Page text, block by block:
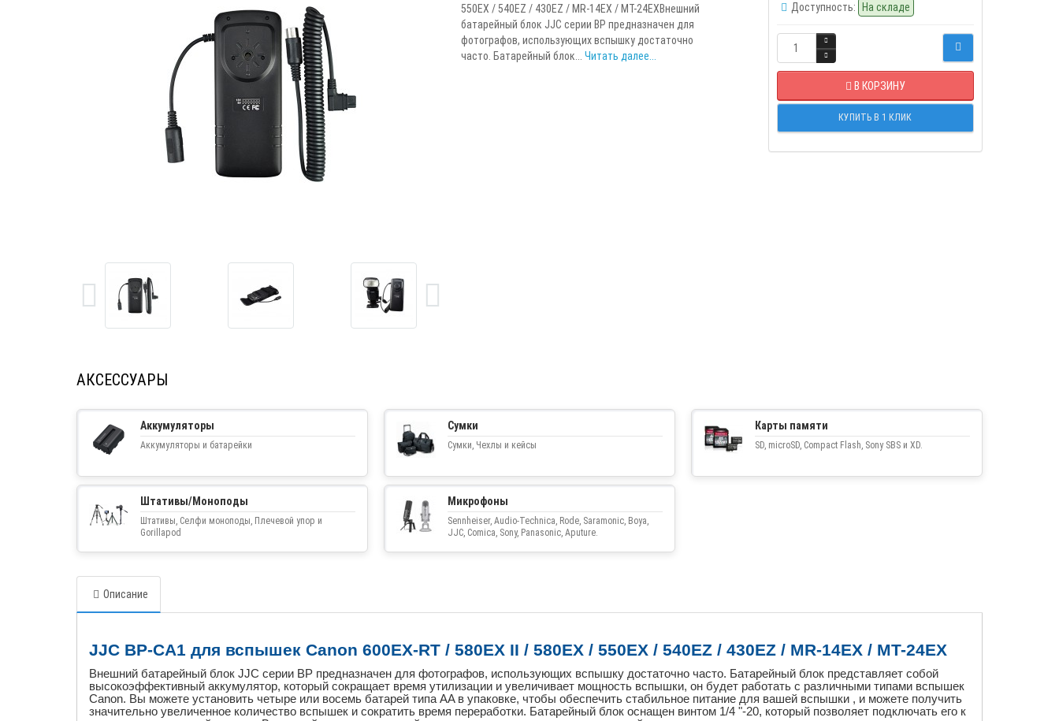
550EX / 540EZ / 430EZ / MR-14EX / MT-24EXВнешний
батарейный блок JJC серии BP предназначен для
фотографов, использующих вспышку достаточно
часто. Батарейный блок... Читать далее...
Доступность: На складе
В КОРЗИНУ
КУПИТЬ В 1 КЛИК
АКСЕССУАРЫ
Аккумуляторы
Аккумуляторы и батарейки
Сумки
Сумки, Чехлы и кейсы
Карты памяти
SD, microSD, Compact Flash, Sony SBS и XD.
Штативы/Моноподы
Штативы, Селфи моноподы, Плечевой упор и
Gorillapod
Микрофоны
Sennheiser, Audio-Technica, Rode, Saramonic, Boya,
JJC, Comica, Sony, Panasonic, Aputure.
Описание
JJC BP-CA1 для вспышек Canon 600EX-RT / 580EX II / 580EX / 550EX / 540EZ / 430EZ / MR-14EX / MT-24EX
Внешний батарейный блок JJC серии BP предназначен для фотографов, использующих вспышку достаточно часто. Батарейный блок представляет собой
высокоэффективный аккумулятор, который сокращает время утилизации и увеличивает мощность вспышки, он будет работать с различными типами вспышек
Canon. Вы можете установить четыре или восемь батарей типа AA в упаковке, чтобы обеспечить стабильное питание для вашей вспышки , и можете получить
значительно увеличенное количество вспышек и сократить время переработки. Батарейный блок оснащен винтом 1/4 "-20, который позволяет подключать его к